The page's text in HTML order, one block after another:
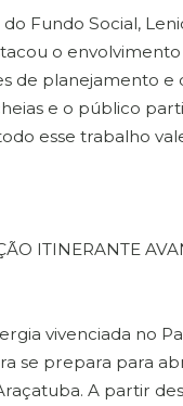
Fundo Social,
o envolvimento
de planejamento e
e o público
esse trabalho
ITINERANTE
vivenciada no
se prepara para
A partir